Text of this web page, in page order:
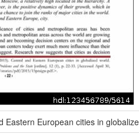
Eastern European cities in